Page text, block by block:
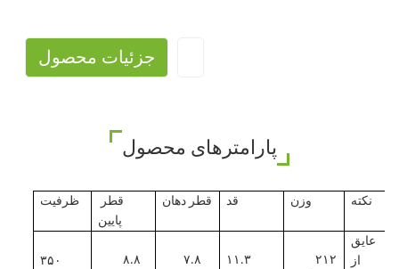
جزئیات محصول
پارامترهای محصول
ظرفیت
قطر
پایین
قطر دهان قد وزن نکته
۳۵۰
۸.۸
۷.۸
۱۱.۳
۲۱۲
عایق
از